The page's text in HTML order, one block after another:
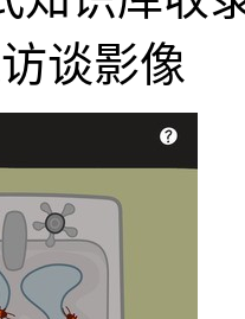
谈影像